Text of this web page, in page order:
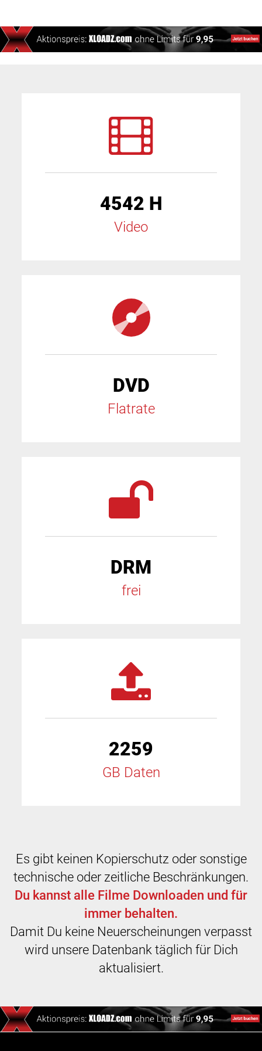
4542 H
Video
DVD
Flatrate
DRM
frei
2259
GB Daten
Es gibt keinen Kopierschutz oder sonstige
technische oder zeitliche Beschränkungen.
Du kannst alle Filme Downloaden und für
immer behalten.
Damit Du keine Neuerscheinungen verpasst
wird unsere Datenbank täglich für Dich
aktualisiert.